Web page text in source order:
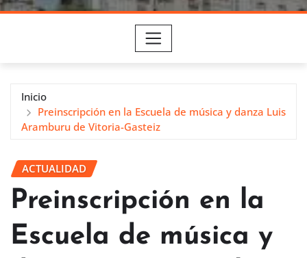
Inicio
Preinscripción en la Escuela de música y danza Luis
Aramburu de Vitoria-Gasteiz
ACTUALIDAD
Preinscripción en la
Escuela de música y